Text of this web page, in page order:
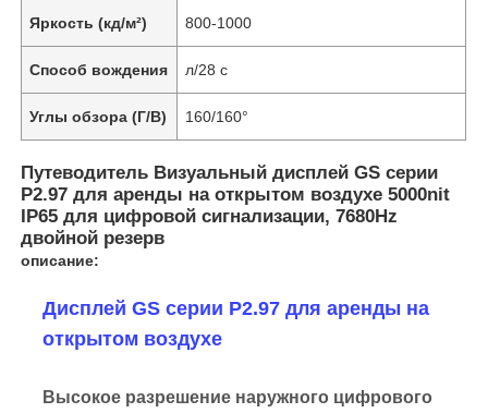
Яркость (кд/м²) 800-1000
Способ вождения л/28 с
Углы обзора (Г/В) 160/160°
Путеводитель Визуальный дисплей GS серии
P2.97 для аренды на открытом воздухе 5000nit
IP65 для цифровой сигнализации, 7680Hz
двойной резерв
описание:
Дисплей GS серии P2.97 для аренды на
открытом воздухе
Высокое разрешение наружного цифрового